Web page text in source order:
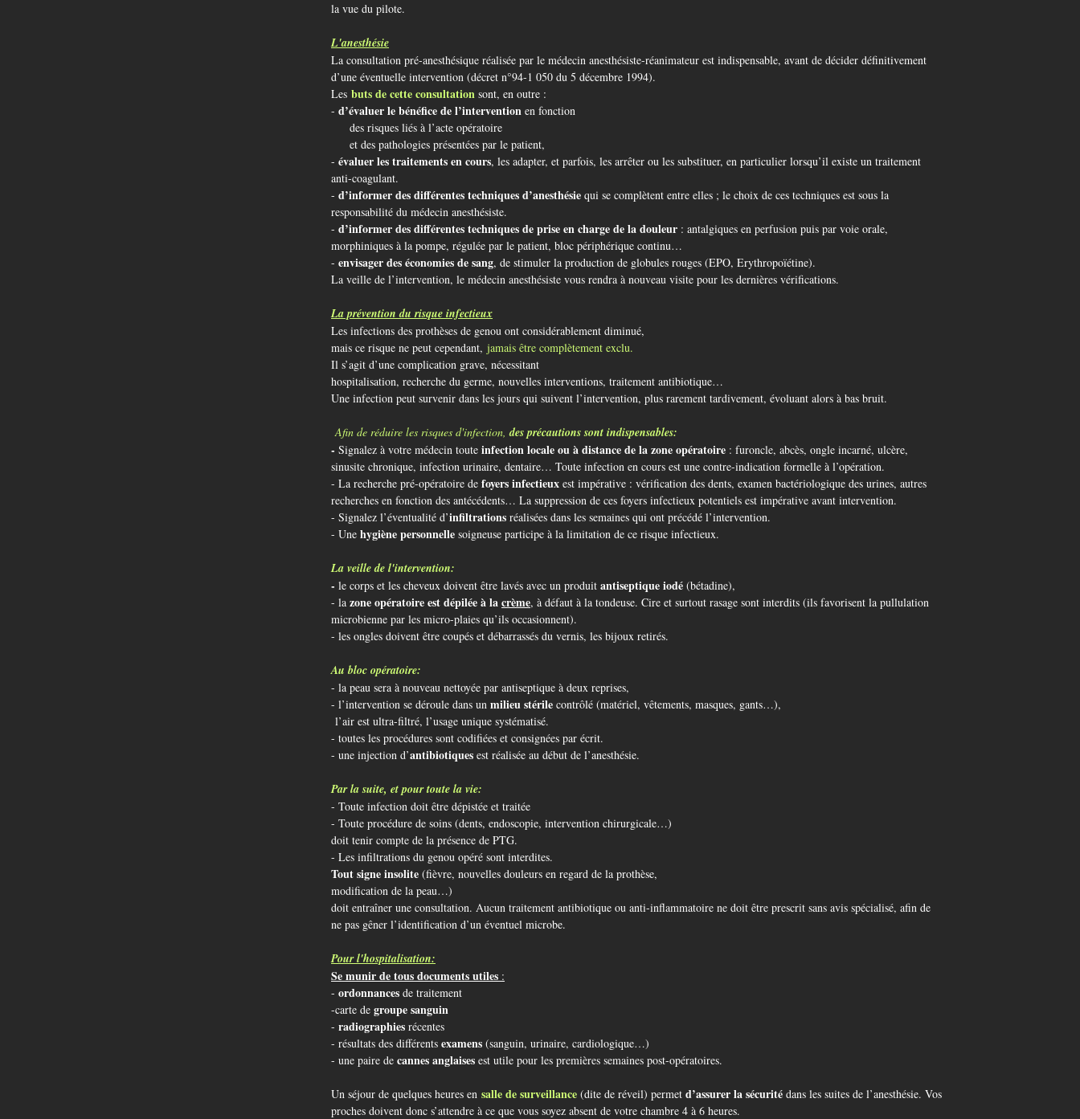
la vue du pilote.
L'anesthésie
La consultation pré-anesthésique réalisée par le médecin anesthésiste-réanimateur est indispensable, avant de décider définitivement
d’une éventuelle intervention (décret n°94-1 050 du 5 décembre 1994).
Les buts de cette consultation sont, en outre :
- d’évaluer le bénéfice de l’intervention en fonction
des risques liés à l’acte opératoire
et des pathologies présentées par le patient,
- évaluer les traitements en cours, les adapter, et parfois, les arrêter ou les substituer, en particulier lorsqu’il existe un traitement
anti-coagulant.
- d’informer des différentes techniques d’anesthésie qui se complètent entre elles ; le choix de ces techniques est sous la
responsabilité du médecin anesthésiste.
- d’informer des différentes techniques de prise en charge de la douleur : antalgiques en perfusion puis par voie orale,
morphiniques à la pompe, régulée par le patient, bloc périphérique continu…
- envisager des économies de sang, de stimuler la production de globules rouges (EPO, Erythropoïétine).
La veille de l’intervention, le médecin anesthésiste vous rendra à nouveau visite pour les dernières vérifications.
La prévention du risque infectieux
Les infections des prothèses de genou ont considérablement diminué,
mais ce risque ne peut cependant, jamais être complètement exclu.
Il s’agit d’une complication grave, nécessitant
hospitalisation, recherche du germe, nouvelles interventions, traitement antibiotique…
Une infection peut survenir dans les jours qui suivent l’intervention, plus rarement tardivement, évoluant alors à bas bruit.
Afin de réduire les risques d'infection,des précautions sont indispensables:
- Signalez à votre médecin toute infection locale ou à distance de la zone opératoire : furoncle, abcès, ongle incarné, ulcère,
sinusite chronique, infection urinaire, dentaire… Toute infection en cours est une contre-indication formelle à l’opération.
- La recherche pré-opératoire de foyers infectieux est impérative : vérification des dents, examen bactériologique des urines, autres
recherches en fonction des antécédents… La suppression de ces foyers infectieux potentiels est impérative avant intervention.
- Signalez l’éventualité d’infiltrations réalisées dans les semaines qui ont précédé l’intervention.
- Une hygiènepersonnelle soigneuse participe à la limitation de ce risque infectieux.
La veille de l'intervention:
- le corps et les cheveux doivent être lavés avec un produit antiseptique iodé (bétadine),
- la zone opératoire est dépilée à lacrème, à défaut à la tondeuse. Cire et surtout rasage sont interdits (ils favorisent la pullulation
microbienne par les micro-plaies qu’ils occasionnent).
- les ongles doivent être coupés et débarrassés du vernis, les bijoux retirés.
Au bloc opératoire:
- la peau sera à nouveau nettoyée par antiseptique à deux reprises,
- l’intervention se déroule dans un milieu stérile contrôlé (matériel, vêtements, masques, gants…),
l’air est ultra-filtré, l’usage unique systématisé.
- toutes les procédures sont codifiées et consignées par écrit.
- une injection d’antibiotiques est réalisée au début de l’anesthésie.
Par la suite, et pour toute la vie:
- Toute infection doit être dépistée et traitée
- Toute procédure de soins (dents, endoscopie, intervention chirurgicale…)
doit tenir compte de la présence de PTG.
- Les infiltrations du genou opéré sont interdites.
Tout signe insolite (fièvre, nouvelles douleurs en regard de la prothèse,
modification de la peau…)
doit entraîner une consultation. Aucun traitement antibiotique ou anti-inflammatoire ne doit être prescrit sans avis spécialisé, afin de
ne pas gêner l’identification d’un éventuel microbe.
Pour l'hospitalisation:
Se munir de tous documents utiles :
- ordonnances de traitement
-carte de groupe sanguin
- radiographies récentes
- résultats des différents examens (sanguin, urinaire, cardiologique…)
- une paire de cannes anglaises est utile pour les premières semaines post-opératoires.
Un séjour de quelques heures en salle de surveillance (dite de réveil) permet d’assurer la sécurité dans les suites de l’anesthésie. Vos
proches doivent donc s’attendre à ce que vous soyez absent de votre chambre 4 à 6 heures.